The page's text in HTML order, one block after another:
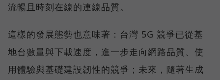
流暢且時刻在線的連線品質。
這樣的發展態勢也意味著：台灣 5G 競爭已從基
地台數量與下載速度，進一步走向網路品質、使
用體驗與基礎建設韌性的競爭；未來，隨著生成